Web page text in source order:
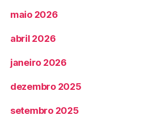
maio 2026
abril 2026
janeiro 2026
dezembro 2025
setembro 2025